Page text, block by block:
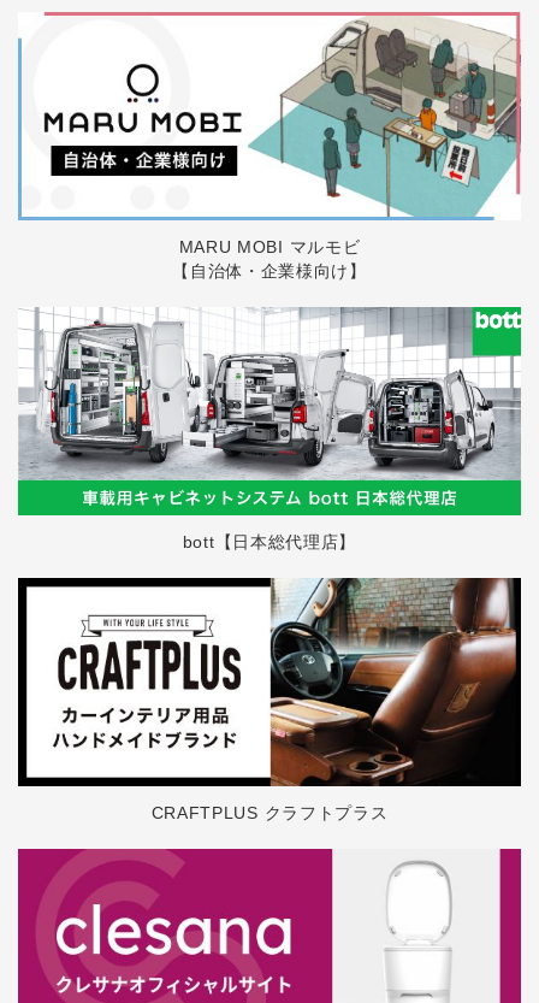
MARU MOBI マルモビ
【自治体・企業様向け】
bott【日本総代理店】
CRAFTPLUS クラフトプラス